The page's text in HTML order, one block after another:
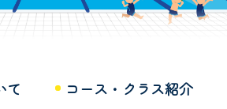
て
コース・クラス紹介